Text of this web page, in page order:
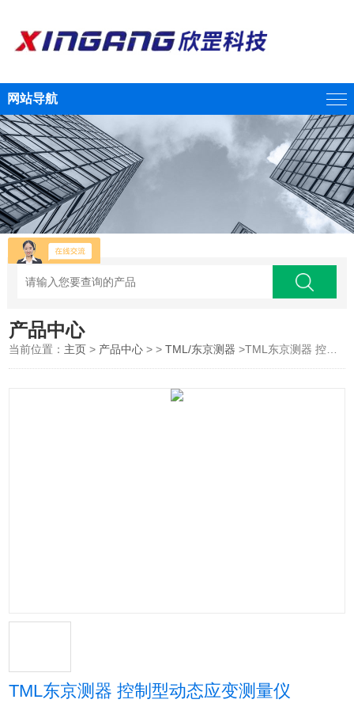
网站导航
产品中心
当前位置： 主页 > 产品中心 > >TML/东京测器 >TML东京测器 控制型动态应变测量仪
TML东京测器 控制型动态应变测量仪